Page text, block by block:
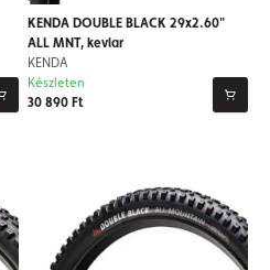
KENDA DOUBLE BLACK 29x2.60"
ALL MNT, kevlar
KENDA
30 890 Ft
Készleten